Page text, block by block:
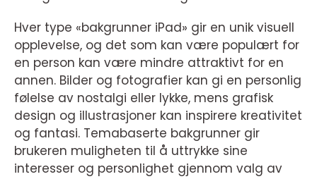
Hver type «bakgrunner iPad» gir en unik visuell
opplevelse, og det som kan være populært for
en person kan være mindre attraktivt for en
annen. Bilder og fotografier kan gi en personlig
følelse av nostalgi eller lykke, mens grafisk
design og illustrasjoner kan inspirere kreativitet
og fantasi. Temabaserte bakgrunner gir
brukeren muligheten til å uttrykke sine
interesser og personlighet gjennom valg av